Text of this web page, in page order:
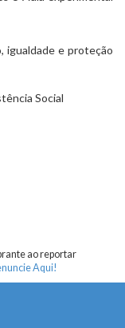
igualdade e proteção
Social
ao reportar
Aqui!